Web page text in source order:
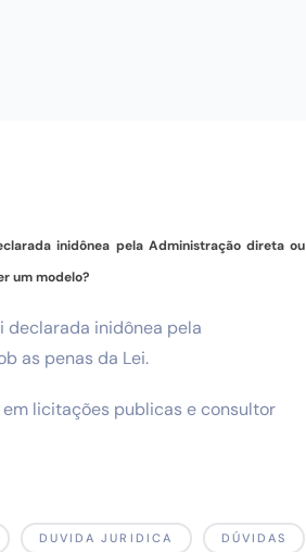
inidônea pela Administração direta ou
um modelo?
inidônea pela
as penas da Lei.
licitações publicas e consultor
DUVIDA JURIDICA DÚVIDAS